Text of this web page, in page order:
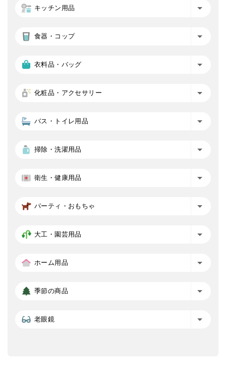
キッチン用品
食器・コップ
衣料品・バッグ
化粧品・アクセサリー
バス・トイレ用品
掃除・洗濯用品
衛生・健康用品
パーティ・おもちゃ
大工・園芸用品
ホーム用品
季節の商品
老眼鏡